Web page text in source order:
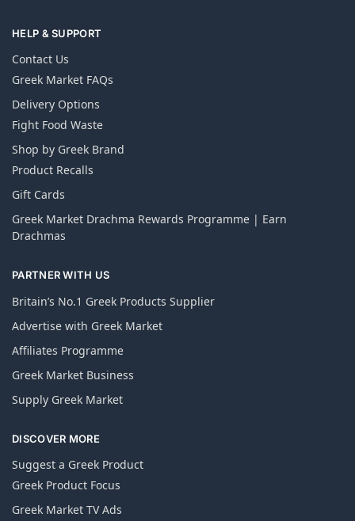
HELP & SUPPORT
Contact Us
Greek Market FAQs
Delivery Options
Fight Food Waste
Shop by Greek Brand
Product Recalls
Gift Cards
Greek Market Drachma Rewards Programme | Earn
Drachmas
PARTNER WITH US
Britain’s No.1 Greek Products Supplier
Advertise with Greek Market
Affiliates Programme
Greek Market Business
Supply Greek Market
DISCOVER MORE
Suggest a Greek Product
Greek Product Focus
Greek Market TV Ads